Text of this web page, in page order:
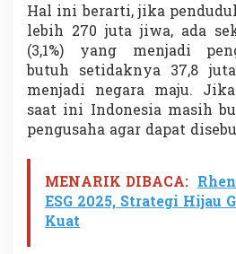
Hal ini berarti, jika
lebih 270 juta jiwa, ada
(3,1%) yang menjadi
butuh setidaknya 37,8
menjadi negara maju.
saat ini Indonesia masih
pengusaha agar dapat
MENARIK DIBACA:
ESG 2025, Strategi Hijau
Kuat